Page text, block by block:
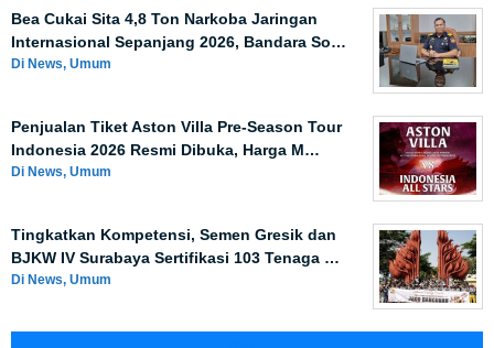
Bea Cukai Sita 4,8 Ton Narkoba Jaringan
Internasional Sepanjang 2026, Bandara So…
Di News, Umum
Penjualan Tiket Aston Villa Pre-Season Tour
Indonesia 2026 Resmi Dibuka, Harga M…
Di News, Umum
Tingkatkan Kompetensi, Semen Gresik dan
BJKW IV Surabaya Sertifikasi 103 Tenaga …
Di News, Umum